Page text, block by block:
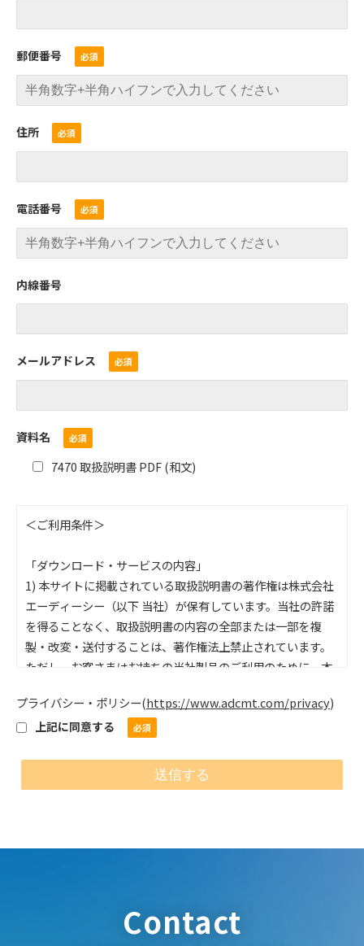
郵便番号
住所
電話番号
内線番号
メールアドレス
資料名
7470 取扱説明書 PDF (和文)
＜ご利用条件＞
「ダウンロード・サービスの内容」
1) 本サイトに掲載されている取扱説明書の著作権は株式会社
エーディーシー（以下 当社）が保有しています。当社の許諾
を得ることなく、取扱説明書の内容の全部または一部を複
製・改変・送付することは、著作権法上禁止されています。
ただし、お客さまはお持ちの当社製品のご利用のために、本
ウトするとこが出来ます。本サイトに掲載されている情報
は、各国の著作権法、各種条約およびその他の法律で保護さ
2) 本サイトでは、当社が発売した全機種の取扱説明書の公開
はしておりません。ご希望の取扱説明書が無い場合は、当社
「取扱説明書の内容」
すので、ご承知おきください。
2) 公開されている取扱説明書の内容とお手持ちの製品の仕様
プライバシー・ポリシー(https://www.adcmt.com/privacy)
上記に同意する
Contact